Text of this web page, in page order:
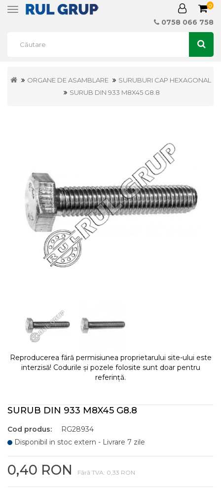
Toggle
0
0758 066 758
ORGANE DE ASAMBLARE
SURUBURI CAP HEXAGONAL
SURUB DIN 933 M8X45 G8.8
Reproducerea fără permisiunea proprietarului site-ului este
interzisă! Codurile și pozele folosite sunt doar pentru
referință.
SURUB DIN 933 M8X45 G8.8
Cod produs:
RG28934
Disponibil in stoc extern - Livrare 7 zile
0,40 RON Fără TVA: 0,33 RON